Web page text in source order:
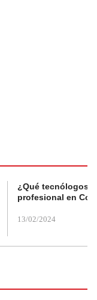
¿Qué tecnólogos
profesional en
13/02/2024